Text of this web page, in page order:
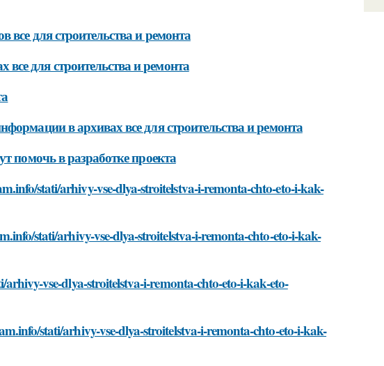
все для строительства и ремонта
для строительства и ремонта
в архивах все для строительства и ремонта
помочь в разработке проекта
stati/arhivy-vse-dlya-stroitelstva-i-remonta-chto-eto-i-kak-
stati/arhivy-vse-dlya-stroitelstva-i-remonta-chto-eto-i-kak-
vse-dlya-stroitelstva-i-remonta-chto-eto-i-kak-eto-
stati/arhivy-vse-dlya-stroitelstva-i-remonta-chto-eto-i-kak-